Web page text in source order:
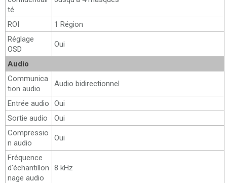
té
ROI
1 Région
Réglage
OSD
Oui
Audio
Communica
tion audio
Audio bidirectionnel
Entrée audio
Oui
Sortie audio
Oui
Compressio
n audio
Oui
Fréquence
d'échantillon
nage audio
8 kHz